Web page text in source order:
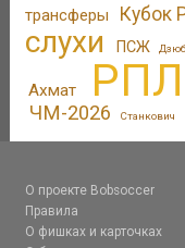
трансферы
Кубок
слухи
ПСЖ
Ахмат РПЛ
ЧМ-2026 Станкович
О проекте Bobsoccer
Правила
О фишках и карточках